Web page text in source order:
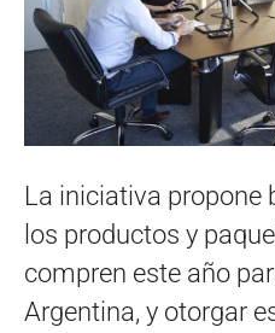
La iniciativa propone
los productos y
compren este año
Argentina, y otorgar